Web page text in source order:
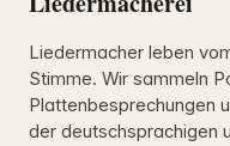
Liedermacher leben
Stimme. Wir sammeln
Plattenbesprechungen
der deutschsprachigen